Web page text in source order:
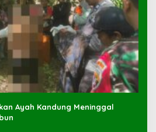
Ayah Kandung Meninggal